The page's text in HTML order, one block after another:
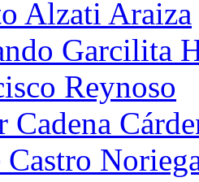
Alzati Araiza
Garcilita
Reynoso
Cadena
Castro